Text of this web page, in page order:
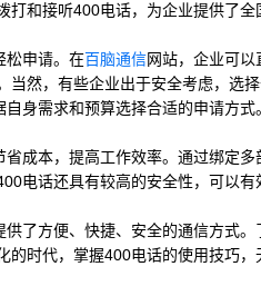
和接听400电话，为企业提供了全
松申请。在百脑通信网站，企业可
然，有些企业出于安全考虑，选
身需求和预算选择合适的申请方式。
成本，提高工作效率。通过绑定
电话还具有较高的安全性，可以有
了方便、快捷、安全的通信方式
的时代，掌握400电话的使用技巧